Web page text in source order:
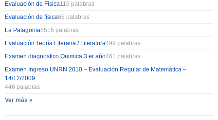
Evaluación de Física116 palabras
Evaluación de física66 palabras
La Patagonia8515 palabras
Evaluación Teoría Literaria / Literatura499 palabras
Examen diagnostico Quimica 3 er año461 palabras
Examen Ingreso UNRN 2010 – Evaluación Regular de Matemática –
14/12/2009
446 palabras
Ver más »